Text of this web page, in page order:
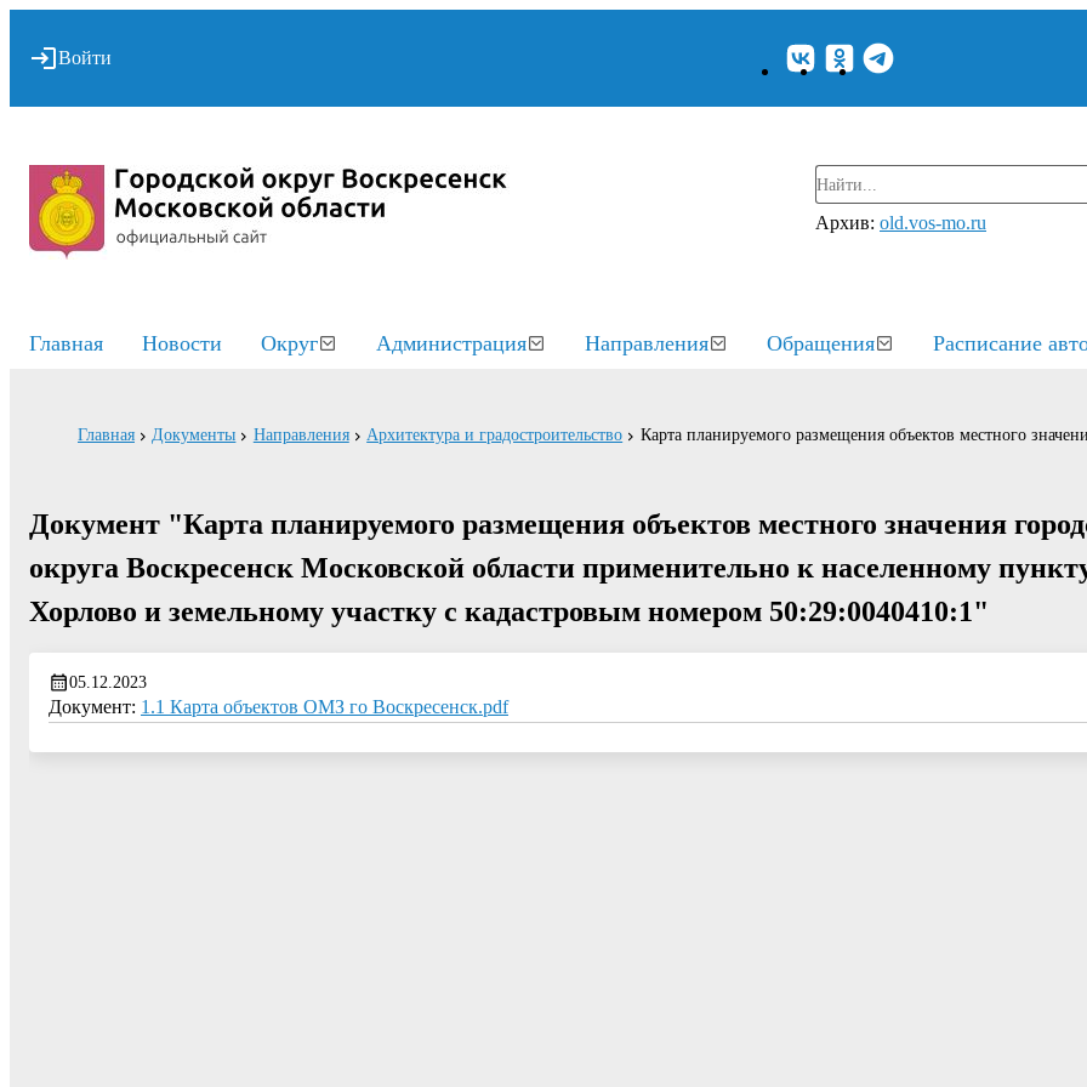
Войти
Архив: old.vos-mo.ru
Главная Новости Округ Администрация Направления Обращения Расписание
Главная Документы Направления Архитектура и градостроительство Карта планируемого размещения объектов местного
Документ "Карта планируемого размещения объектов местного значения
округа Воскресенск Московской области применительно к населенному
Хорлово и земельному участку с кадастровым номером 50:29:0040410:1"
05.12.2023
Документ: 1.1 Карта объектов ОМЗ го Воскресенск.pdf